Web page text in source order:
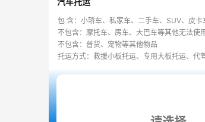
包 含：小轿车、私家车、二手车、SUV、皮卡
不包含：摩托车、房车、大巴车等其他无法使
不包含：普货、宠物等其他物品
托运方式：救援小板托运、专用大板托运、代